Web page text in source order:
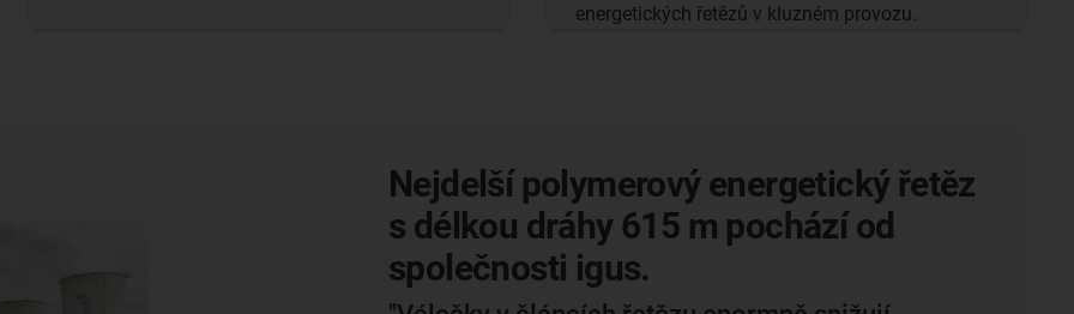
energetických řetězů v kluzném provozu.
Nejdelší polymerový energetický řetěz
s délkou dráhy 615 m pochází od
společnosti igus.